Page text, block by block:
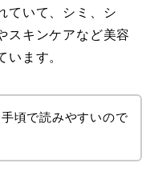
ていて、シミ、シ
スキンケアなど美容
います。
頃で読みやすいので